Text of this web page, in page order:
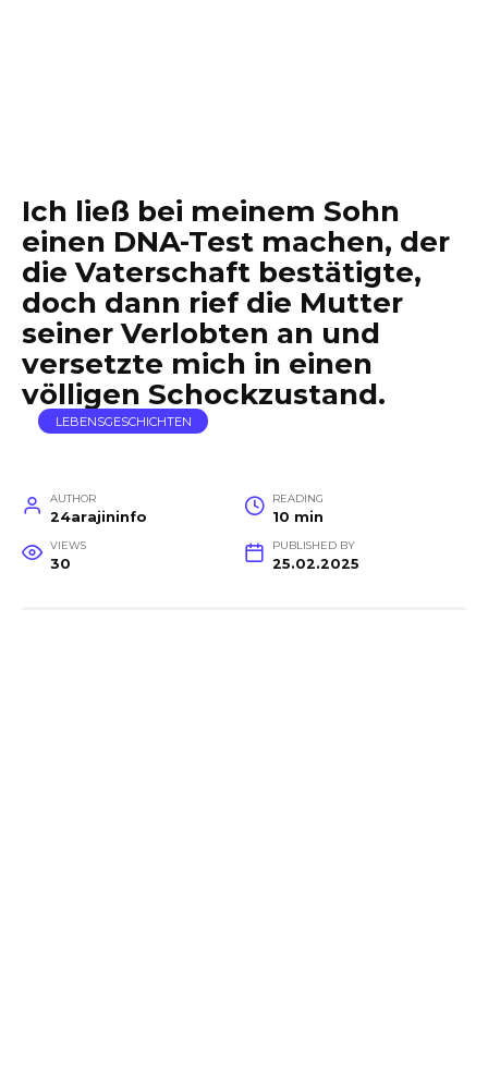
Ich ließ bei meinem Sohn
einen DNA-Test machen, der
die Vaterschaft bestätigte,
doch dann rief die Mutter
seiner Verlobten an und
versetzte mich in einen
völligen Schockzustand.
LEBENSGESCHICHTEN
AUTHOR
24arajininfo
READING
10 min
VIEWS
30
PUBLISHED BY
25.02.2025